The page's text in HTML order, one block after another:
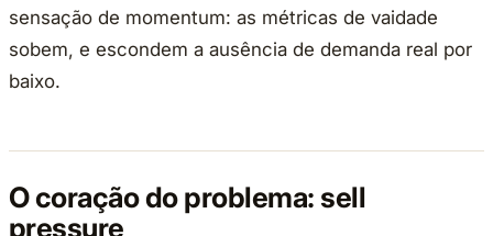
sensação de momentum: as métricas de vaidade
sobem, e escondem a ausência de demanda real por
baixo.
O coração do problema: sell
pressure